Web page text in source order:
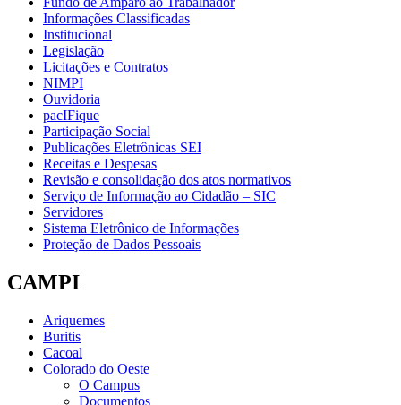
Informações Classificadas
Institucional
Legislação
Licitações e Contratos
NIMPI
Ouvidoria
pacIFique
Participação Social
Publicações Eletrônicas SEI
Receitas e Despesas
Revisão e consolidação dos atos normativos
Serviço de Informação ao Cidadão – SIC
Servidores
Sistema Eletrônico de Informações
Proteção de Dados Pessoais
CAMPI
Ariquemes
Buritis
Cacoal
Colorado do Oeste
O Campus
Documentos